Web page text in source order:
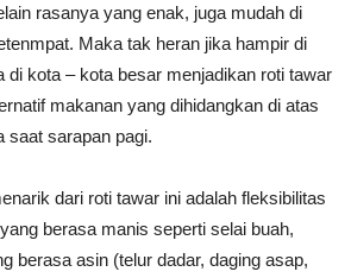
rasanya yang enak, juga mudah di
Maka tak heran jika hampir di
di kota – kota besar menjadikan roti tawar
makanan yang dihidangkan di atas
saat sarapan pagi.
dari roti tawar ini adalah fleksibilitas
berasa manis seperti selai buah,
berasa asin (telur dadar, daging asap,